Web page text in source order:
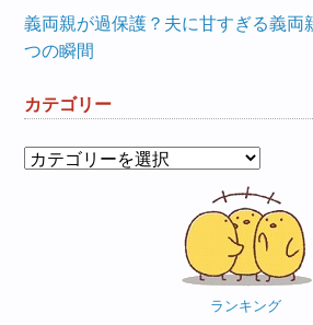
義両親が過保護？夫に甘すぎる義両
つの瞬間
カテゴリー
カ
ランキング